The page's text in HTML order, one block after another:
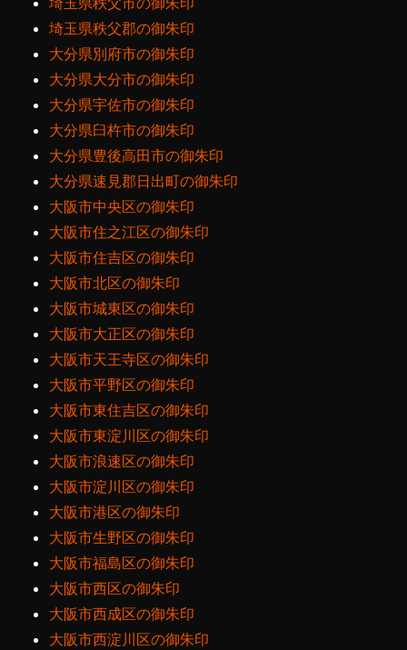
埼玉県秩父郡の御朱印
大分県別府市の御朱印
大分県大分市の御朱印
大分県宇佐市の御朱印
大分県臼杵市の御朱印
大分県豊後高田市の御朱印
大分県速見郡日出町の御朱印
大阪市中央区の御朱印
大阪市住之江区の御朱印
大阪市住吉区の御朱印
大阪市北区の御朱印
大阪市城東区の御朱印
大阪市大正区の御朱印
大阪市天王寺区の御朱印
大阪市平野区の御朱印
大阪市東住吉区の御朱印
大阪市東淀川区の御朱印
大阪市浪速区の御朱印
大阪市淀川区の御朱印
大阪市港区の御朱印
大阪市生野区の御朱印
大阪市福島区の御朱印
大阪市西区の御朱印
大阪市西成区の御朱印
大阪市西淀川区の御朱印